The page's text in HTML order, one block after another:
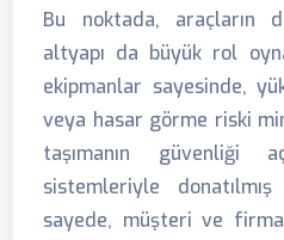
Bu noktada, araçların
altyapı da büyük rol
ekipmanlar sayesinde,
veya hasar görme riski
taşımanın güvenliği
sistemleriyle
sayede, müşteri ve